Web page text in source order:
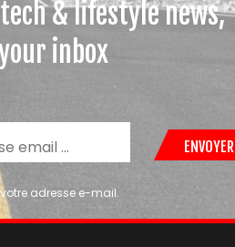
& lifestyle news,
inbox
ENVOYER
adresse e-mail.